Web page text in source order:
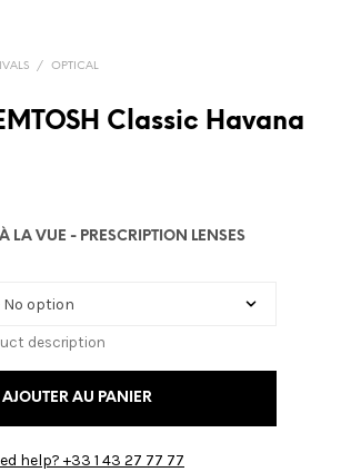
/ OPTICAL
Classic Havana
LA VUE - PRESCRIPTION LENSES
description
AJOUTER AU PANIER
help? +33 1 43 27 77 77